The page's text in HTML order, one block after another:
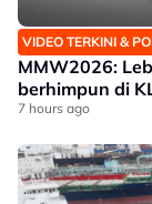
VIDEO TERKINI &
MMW2026:
berhimpun di
7 hours ago